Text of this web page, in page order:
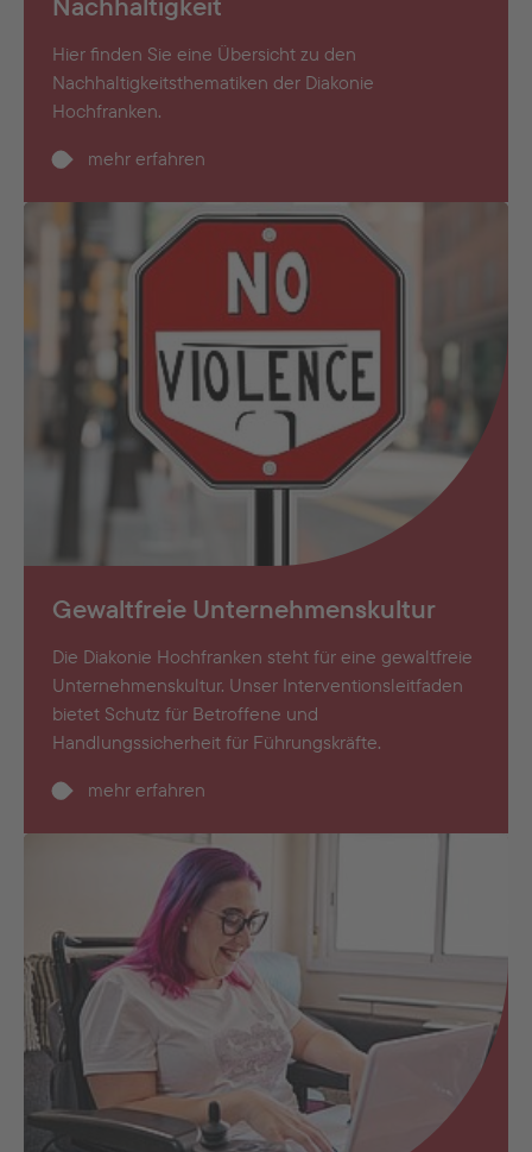
Hier finden Sie eine Übersicht zu den
Nachhaltigkeitsthematiken der Diakonie
Hochfranken.
mehr erfahren
Gewaltfreie Unternehmenskultur
Die Diakonie Hochfranken steht für eine gewaltfreie
Unternehmenskultur. Unser Interventionsleitfaden
bietet Schutz für Betroffene und
Handlungssicherheit für Führungskräfte.
mehr erfahren